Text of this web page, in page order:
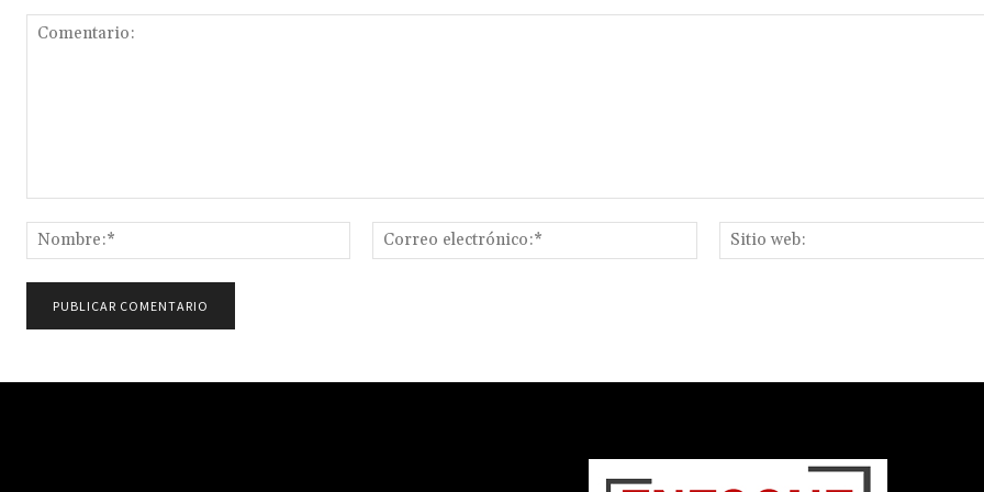
Nombre:*
Correo
electrónico:*